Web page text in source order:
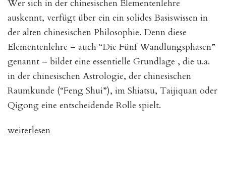
Wer sich in der chinesischen Elementenlehre
auskennt, verfügt über ein ein solides Basiswissen in
der alten chinesischen Philosophie. Denn diese
Elementenlehre – auch “Die Fünf Wandlungsphasen”
genannt – bildet eine essentielle Grundlage , die u.a.
in der chinesischen Astrologie, der chinesischen
Raumkunde (“Feng Shui”), im Shiatsu, Taijiquan oder
Qigong eine entscheidende Rolle spielt.
„Die
weiterlesen